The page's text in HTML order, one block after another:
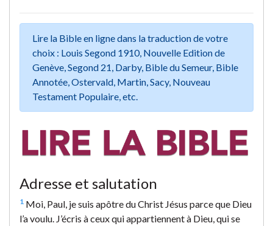
Lire la Bible en ligne dans la traduction de votre
choix : Louis Segond 1910, Nouvelle Edition de
Genève, Segond 21, Darby, Bible du Semeur, Bible
Annotée, Ostervald, Martin, Sacy, Nouveau
Testament Populaire, etc.
Adresse et salutation
1 Moi, Paul, je suis apôtre du Christ Jésus parce que Dieu
l’a voulu. J’écris à ceux qui appartiennent à Dieu, qui se